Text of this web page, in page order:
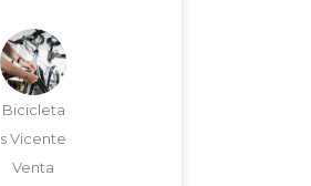
Bicicleta
s Vicente
Venta